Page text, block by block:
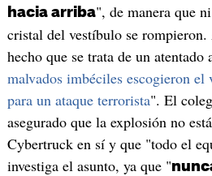
hacia arriba", de manera que
cristal del vestíbulo se rompieron.
hecho que se trata de un atentado
malvados imbéciles escogieron el
para un ataque terrorista". El
asegurado que la explosión no
Cybertruck en sí y que "todo el
investiga el asunto, ya que "